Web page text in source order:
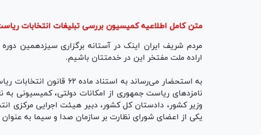
متن کامل اطلاعیه کمیسیون بررسی تبلیغات انتخابات
مردم شریف ایران اینک در آستانه برگزاری سیزدهمین
اراده ملت مفتخر این در خدمتتان باشیم.
به استحضار می‌رساند به
نامزد‌های ریاست جمهوری از امکانات دولتی، کمیسیونی به
وزیر کشور، دادستان کل کشور، دبیر هیئت اجرایی مرکزی
یکی از اعضای شورای نظارت بر سازمان صدا و سیما به